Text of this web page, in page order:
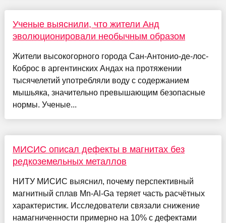
Ученые выяснили, что жители Анд
эволюционировали необычным образом
Жители высокогорного города Сан-Антонио-де-лос-
Коброс в аргентинских Андах на протяжении
тысячелетий употребляли воду с содержанием
мышьяка, значительно превышающим безопасные
нормы. Ученые...
МИСИС описал дефекты в магнитах без
редкоземельных металлов
НИТУ МИСИС выяснил, почему перспективный
магнитный сплав Mn-Al-Ga теряет часть расчётных
характеристик. Исследователи связали снижение
намагниченности примерно на 10% с дефектами